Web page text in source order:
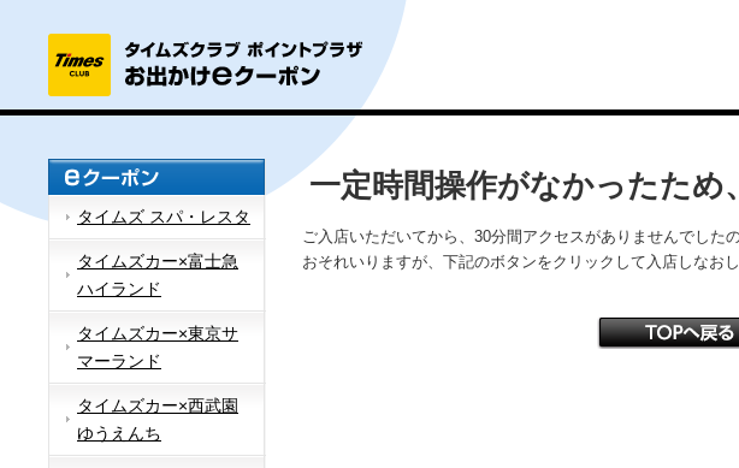
タイムズ スパ・レスタ
タイムズカー×富士急
ハイランド
タイムズカー×東京サ
マーランド
タイムズカー×西武園
ゆうえんち
一定時間操作がなかったため
ご入店いただいてから、30分間アクセスがありませんでした
おそれいりますが、下記のボタンをクリックして入店しなおし